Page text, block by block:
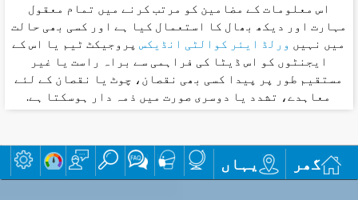
اس معلومات کے مضامین کو مرتب کرنے میں تمام معقول
مہارت اور دیکھ بھال کا استعمال کیا ہے اور کسی بھی حالت
میں نہیںورلڈ ایئر کوالٹی انڈیکسپروجیکٹ ٹیم یا اس کے
ایجنٹوں کو اس ڈیٹا کی فراہمی سے براہ راست یا غیر
مستقیم طور پر پیدا کسی بھی نقصان، چوٹ یا نقصان کے لئے
معاہدے، تشدد یا دوسری صورت میں ذمہ دار ہوسکتا ہے.
گھر یہاں